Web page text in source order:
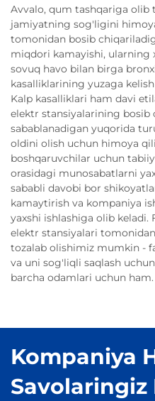
Avvalo, qum tashqariga olib
jamiyatning sog'ligini
tomonidan bosib
miqdori kamayishi, ularning
sovuq havo bilan birga
kasalliklarining yuzaga
Kalp kasalliklari ham davi
elektr stansiyalarining bosib
sabablanadigan yuqorida
oldini olish uchun himoya
boshqaruvchilar uchun
orasidagi munosabatlarni
sababli davobi bor
kamaytirish va kompaniya
yaxshi ishlashiga olib keladi.
elektr stansiyalari
tozalab olishimiz mumkin -
va uni sog'liqli saqlash
barcha odamlari uchun ham.
Kompaniya
Savolaringiz